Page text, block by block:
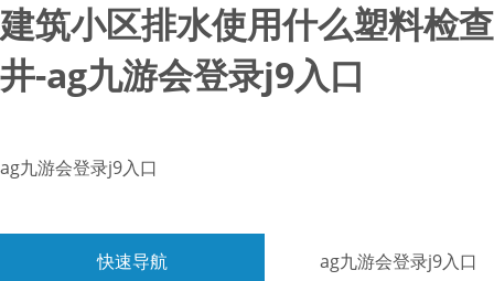
建筑小区排水使用什么塑料检查
井-ag九游会登录j9入口
ag九游会登录j9入口
快速导航 ag九游会登录j9入口